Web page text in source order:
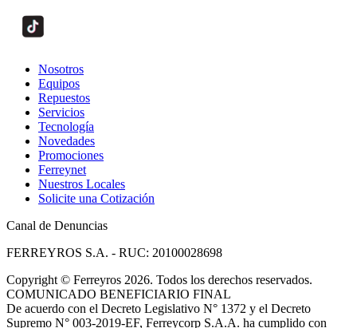
Nosotros
Equipos
Repuestos
Servicios
Tecnología
Novedades
Promociones
Ferreynet
Nuestros Locales
Solicite una Cotización
Canal de Denuncias
FERREYROS S.A. - RUC: 20100028698
Copyright © Ferreyros 2026. Todos los derechos reservados.
COMUNICADO BENEFICIARIO FINAL
De acuerdo con el Decreto Legislativo N° 1372 y el Decreto
Supremo N° 003-2019-EF, Ferreycorp S.A.A. ha cumplido con